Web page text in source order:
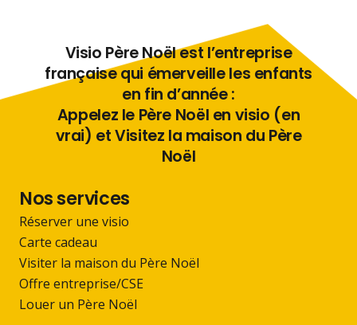
Visio Père Noël est l’entreprise
française qui émerveille les enfants
en fin d’année :
Appelez le Père Noël en visio (en
vrai) et Visitez la maison du Père
Noël
Nos services
Réserver une visio
Carte cadeau
Visiter la maison du Père Noël
Offre entreprise/CSE
Louer un Père Noël